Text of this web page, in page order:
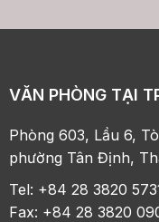
VĂN PHÒNG TẠI
Phòng 603, Lầu 6,
phường Tân Định,
Tel: +84 28 3820
Fax: +84 28 3820